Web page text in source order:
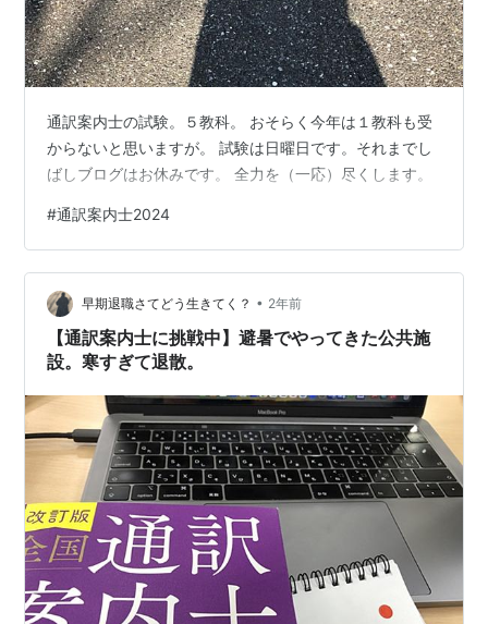
通訳案内士の試験。５教科。 おそらく今年は１教科も受
からないと思いますが。 試験は日曜日です。それまでし
ばしブログはお休みです。 全力を（一応）尽くします。
#通訳案内士2024
早期退職さてどう生きてく？ • 2年前
【通訳案内士に挑戦中】避暑でやってきた公共施
設。寒すぎて退散。